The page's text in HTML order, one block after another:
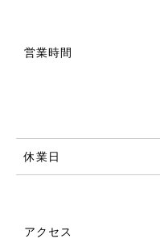
営業時間
休業日
アクセス